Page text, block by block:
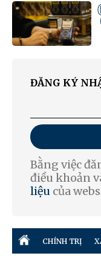
ĐĂNG KÝ
Bằng việc
điều khoản
liệu của
CHÍNH TRỊ